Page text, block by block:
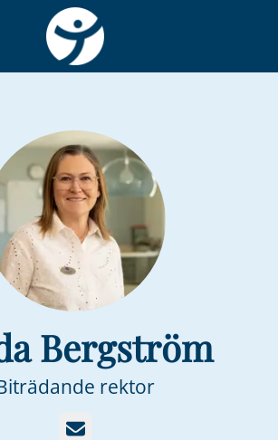
Bergström
rektor
E-post